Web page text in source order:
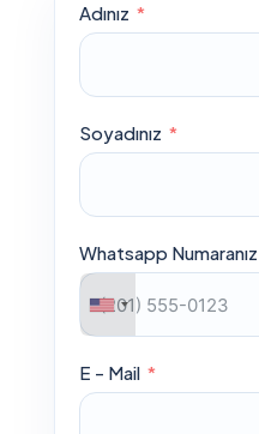
Adınız
Soyadınız
Whatsapp Numaranız
E - Mail